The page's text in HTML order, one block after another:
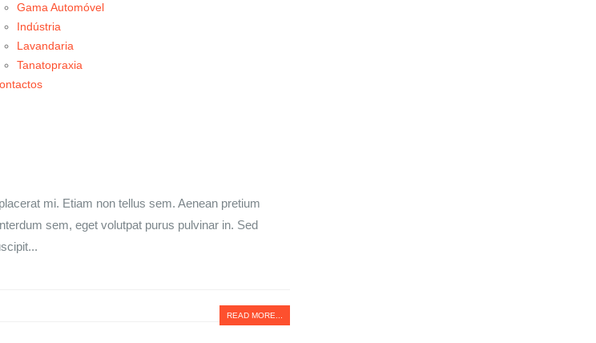
Gama Automóvel
Indústria
Lavandaria
Tanatopraxia
mi. Etiam non tellus sem. Aenean pretium
sem, eget volutpat purus pulvinar in. Sed
READ MORE...